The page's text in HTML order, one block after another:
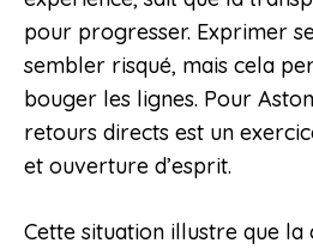
pour progresser. Exprimer
sembler risqué, mais cela
bouger les lignes. Pour
retours directs est un
et ouverture d’esprit.
Cette situation illustre que la